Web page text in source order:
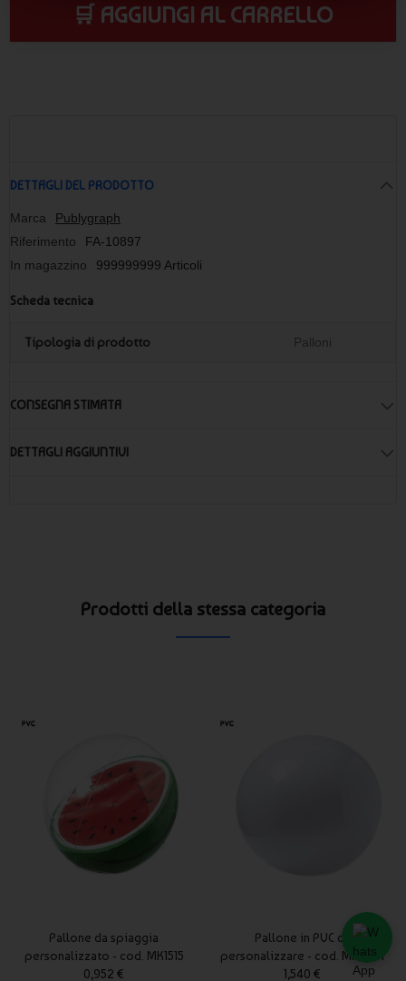
🛒 AGGIUNGI AL CARRELLO
DETTAGLI DEL PRODOTTO
Marca
Publygraph
Riferimento
FA-10897
In magazzino
999999999 Articoli
Scheda tecnica
Tipologia di prodotto Palloni
CONSEGNA STIMATA
DETTAGLI AGGIUNTIVI
Prodotti della stessa categoria
Pallone da spiaggia
personalizzato - cod. MK1515
0,952 €
Pallone in PVC da
personalizzare - cod. MK3261
1,540 €